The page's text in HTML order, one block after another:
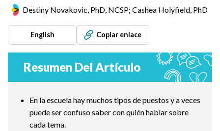
Destiny Novakovic, PhD, NCSP; Cashea Holyfield, PhD
English Copiar enlace
Resumen Del Artículo
En la escuela hay muchos tipos de puestos y a veces
puede ser confuso saber con quién hablar sobre
cada tema.